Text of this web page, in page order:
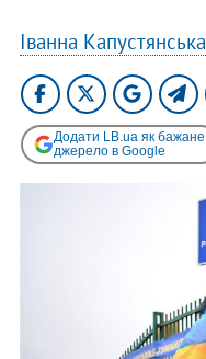
Іванна Капустянська
Додати LB.ua як бажане
джерело в Google